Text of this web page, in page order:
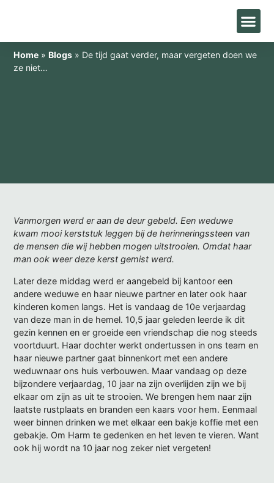
Home » Blogs » De tijd gaat verder, maar vergeten doen we
ze niet…
Vanmorgen werd er aan de deur gebeld. Een weduwe
kwam mooi kerststuk leggen bij de herinneringssteen van
de mensen die wij hebben mogen uitstrooien. Omdat haar
man ook weer deze kerst gemist werd.
Later deze middag werd er aangebeld bij kantoor een
andere weduwe en haar nieuwe partner en later ook haar
kinderen komen langs. Het is vandaag de 10e verjaardag
van deze man in de hemel. 10,5 jaar geleden leerde ik dit
gezin kennen en er groeide een vriendschap die nog steeds
voortduurt. Haar dochter werkt ondertussen in ons team en
haar nieuwe partner gaat binnenkort met een andere
weduwnaar ons huis verbouwen. Maar vandaag op deze
bijzondere verjaardag, 10 jaar na zijn overlijden zijn we bij
elkaar om zijn as uit te strooien. We brengen hem naar zijn
laatste rustplaats en branden een kaars voor hem. Eenmaal
weer binnen drinken we met elkaar een bakje koffie met een
gebakje. Om Harm te gedenken en het leven te vieren. Want
ook hij wordt na 10 jaar nog zeker niet vergeten!